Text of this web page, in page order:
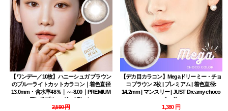
【ワンデー／10枚】ハニーシュガ ブラウン
のブルーライトカットカラコン｜着色直径
13.0mm・含水率48％｜～-8.00｜PREMIUM
アンチブルー（Anti Blue）
2,590 円
【デカ目カラコン】Megaドリーミー・チョ
コブラウン 2枚 | プレミアム | 着色直径:
14.2mm | マンスリー | JUST Dreamy choco
1ヶ月
1,380 円